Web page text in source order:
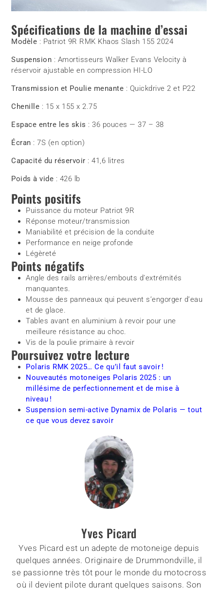
Spécifications de la machine d’essai
Modèle : Patriot 9R RMK Khaos Slash 155 2024
Suspension : Amortisseurs Walker Evans Velocity à
réservoir ajustable en compression HI-LO
Transmission et Poulie menante : Quickdrive 2 et P22
Chenille : 15 x 155 x 2.75
Espace entre les skis : 36 pouces — 37 – 38
Écran : 7S (en option)
Capacité du réservoir : 41,6 litres
Poids à vide : 426 lb
Points positifs
Puissance du moteur Patriot 9R
Réponse moteur/transmission
Maniabilité et précision de la conduite
Performance en neige profonde
Légèreté
Points négatifs
Angle des rails arrières/embouts d’extrémités
manquantes.
Mousse des panneaux qui peuvent s’engorger d’eau
et de glace.
Tables avant en aluminium à revoir pour une
meilleure résistance au choc.
Vis de la poulie primaire à revoir
Poursuivez votre lecture
Polaris RMK 2025… Ce qu’il faut savoir !
Nouveautés motoneiges Polaris 2025 : un
millésime de perfectionnement et de mise à
niveau !
Suspension semi-active Dynamix de Polaris — tout
ce que vous devez savoir
Yves Picard
Yves Picard est un adepte de motoneige depuis
quelques années. Originaire de Drummondville, il
se passionne très tôt pour le monde du motocross
où il devient pilote durant quelques saisons. Son